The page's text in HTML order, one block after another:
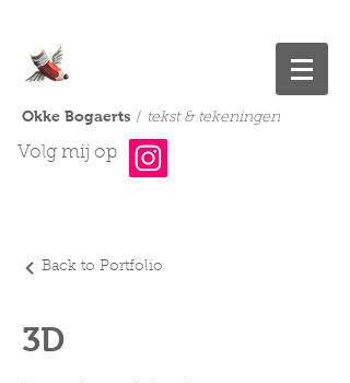
Okke Bogaerts / tekst & tekeningen
Volg mij op
Back to Portfolio
3D